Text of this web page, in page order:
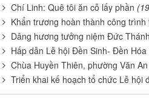
Chí Linh: Quê tôi ăn cỗ lấy phần
Khẩn trương hoàn thành công
Dâng hương tưởng niệm Đức
Hấp dẫn Lễ hội Đền Sinh- Đền
Chùa Huyền Thiên, phường Văn
Triển khai kế hoạch tổ chức Lễ hội